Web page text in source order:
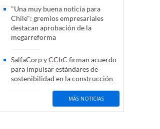
"Una muy buena noticia para
Chile": gremios empresariales
destacan aprobación de la
megarreforma
SalfaCorp y CChC firman acuerdo
para impulsar estándares de
sostenibilidad en la construcción
MÁS NOTICIAS